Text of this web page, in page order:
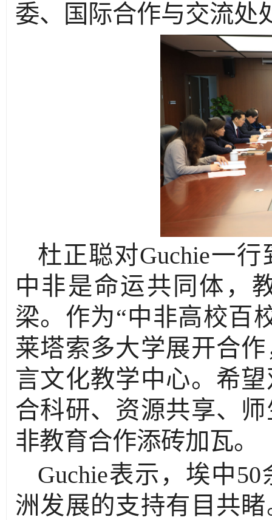
委、国际合作与交流处
杜正聪对Guchie一
中非是命运共同体，
梁。作为“中非高校百
莱塔索多大学展开合
言文化教学中心。希
合科研、资源共享、
非教育合作添砖加瓦。
Guchie表示，埃中
洲发展的支持有目共